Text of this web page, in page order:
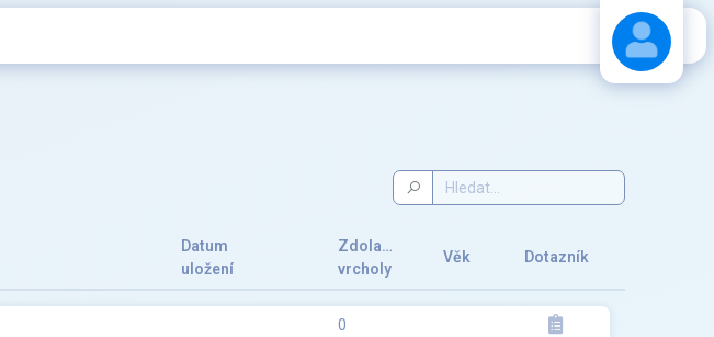
Datum
uložení
Zdolané
vrcholy
Věk Dotazník
0